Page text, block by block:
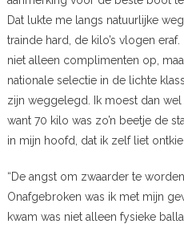
Dat lukte me langs natuurlijke
trainde hard, de kilo’s vlogen
niet alleen complimenten op,
nationale selectie in de lichte
zijn weggelegd. Ik moest dan
want 70 kilo was zo’n beetje de
in mijn hoofd, dat ik zelf liet
“De angst om zwaarder te
Onafgebroken was ik met mijn
kwam was niet alleen fysieke